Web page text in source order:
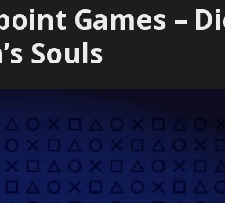
Games –
Souls